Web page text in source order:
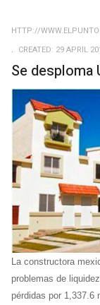
HTTP://
CREATED: 29 APRIL
Se desploma
La constructora
problemas de
pérdidas por 1,337.6